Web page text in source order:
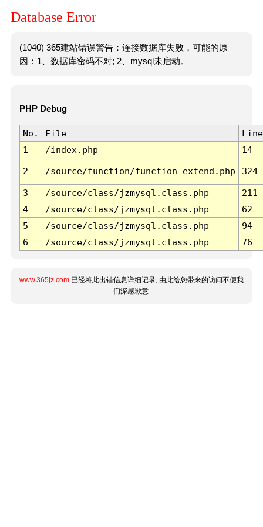
Database Error
(1040) 365建站错误警告：连接数据库失败，可能的原
因：1、数据库密码不对; 2、mysql未启动。
PHP Debug
No. File
Line
1
/index.php 14
2 /source/function/function_extend.php 324
3 /source/class/jzmysql.class.php
211
4
/source/class/jzmysql.class.php
62
5
/source/class/jzmysql.class.php
94
6
/source/class/jzmysql.class.php 76
www.365jz.com 已经将此出错信息详细记录, 由此给您带来的访问不便我
们深感歉意.